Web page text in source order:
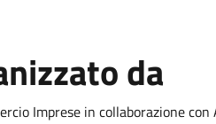
da
Imprese in collaborazione